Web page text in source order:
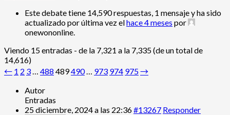
Este debate tiene 14,590 respuestas, 1 mensaje y ha sido
actualizado por última vez elhace 4 meses por
onewononline.
Viendo 15 entradas - de la 7,321 a la 7,335 (de un total de
14,616)
← 1 2 3… 488 489490… 973 974 975→
Autor
Entradas
25 diciembre, 2024 a las 22:36#13267 Responder